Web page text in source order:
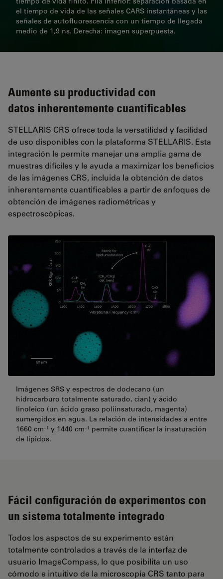
el tiempo de vida de las señales CARS instantáneas y las
señales de autofluorescencia con un tiempo de llegada
medio de 1,9 ns. Derecha: imagen superpuesta.
Aumente su productividad con
datos inherentemente cuantificables
STELLARIS CRS ofrece toda la versatilidad y facilidad
de uso disponibles con la plataforma STELLARIS. Esta
integración le permite manejar una amplia gama de
muestras difíciles y le ayuda a maximizar los beneficios
de las imágenes CRS, incluida la obtención de datos
inherentemente cuantificables a partir de enfoques de
obtención de imágenes radiométricas y
espectroscópicas.
Imágenes SRS y espectros de dodecano (un
hidrocarburo totalmente saturado, cian) y ácido
linoleico (un ácido graso poliinsaturado, magenta)
sumergidos en agua. La relación de intensidades a entre
1660 cm⁻¹ y 1440 cm⁻¹ permite cuantificar la insaturación
de lípidos.
Fácil configuración de experimentos con
un sistema totalmente integrado
Todos los aspectos de su experimento están
totalmente controlados a través de la interfaz de
usuario ImageCompass, lo que posibilita un uso
cómodo e intuitivo de la microscopía CRS tanto para